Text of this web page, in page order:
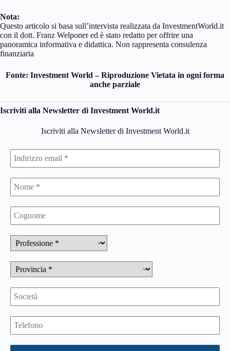
Nota:
Questo articolo si basa sull’intervista realizzata da InvestmentWorld.it
con il dott. Franz Welponer ed è stato redatto per offrire una
panoramica informativa e didattica. Non rappresenta consulenza
finanziaria
Fonte: Investment World – Riproduzione Vietata in ogni forma
anche parziale
Iscriviti alla Newsletter di Investment World.it
Iscriviti alla Newsletter di Investment World.it